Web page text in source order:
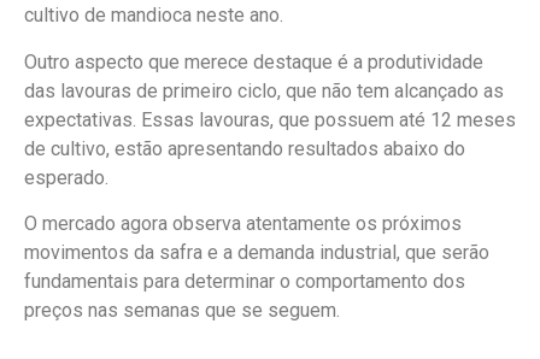
cultivo de mandioca neste ano.
Outro aspecto que merece destaque é a produtividade
das lavouras de primeiro ciclo, que não tem alcançado as
expectativas. Essas lavouras, que possuem até 12 meses
de cultivo, estão apresentando resultados abaixo do
esperado.
O mercado agora observa atentamente os próximos
movimentos da safra e a demanda industrial, que serão
fundamentais para determinar o comportamento dos
preços nas semanas que se seguem.